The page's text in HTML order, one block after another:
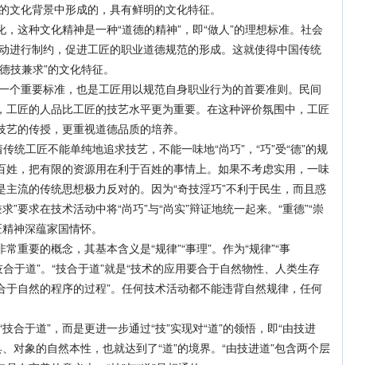
化背景中形成的，具有鲜明的文化特征。
这种文化精神是一种“道德的精神”，即“做人”的理想标准。社会
进行制约，促进工匠的职业道德规范的形成。这就使得中国传统
技兼求”的文化特征。
重要标准，也是工匠用以规范自身职业行为的首要准则。民间
工匠的人品比工匠的技艺水平更为重要。在这种评价氛围中，工匠
的传授，更重视道德品质的培养。
统工匠不能单纯地追求技艺，不能一味地“尚巧”，“巧”受“德”的规
姓，把有限的资源用在利于百姓的事情上。如果不考虑实用，一味
主流的传统思想极力反对的。因为“奇技淫巧”不利于民生，而且惑
”要求在技术活动中将“尚巧”与“尚实”辩证地统一起来。“重德”“崇
神深蕴家国情怀。
要的概念，其基本含义是“规律”“事理”。作为“规律”“事
于道”。“技合于道”就是“技术的应用要合于自然物性、人类生存
于自然的程序的过程”。任何技术活动都不能违背自然规律，任何
于道”，而是更进一步通过“技”实现对“道”的领悟，即“由技进
对象的自然本性，也就达到了“道”的境界。“由技进道”包含两个层